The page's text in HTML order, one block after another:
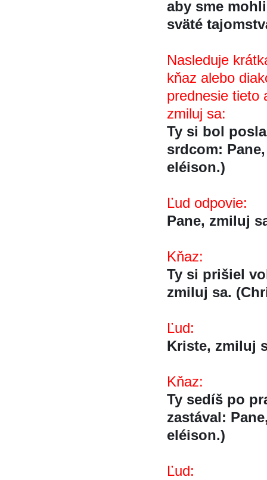
aby sme
sväté
Nasleduje
kňaz alebo
prednesie tieto
zmiluj sa:
Ty si bol
srdcom:
eléison.)
Ľud odpovie:
Pane, zmiluj
Kňaz:
Ty si prišiel
zmiluj sa.
Ľud:
Kriste, zmiluj
Kňaz:
Ty sedíš po
zastával:
eléison.)
Ľud: